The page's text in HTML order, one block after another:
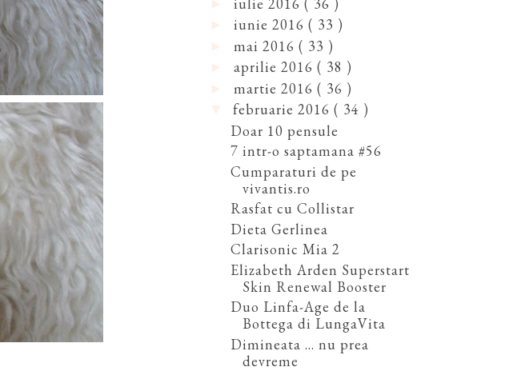
iunie 2016 ( 33 )
mai 2016 ( 33 )
aprilie 2016 ( 38 )
martie 2016 ( 36 )
februarie 2016 ( 34 )
Doar 10 pensule
7 intr-o saptamana #56
Cumparaturi de pe
vivantis.ro
Rasfat cu Collistar
Dieta Gerlinea
Clarisonic Mia 2
Elizabeth Arden Superstart
Skin Renewal Booster
Duo Linfa-Age de la
Bottega di LungaVita
Dimineata ... nu prea
devreme